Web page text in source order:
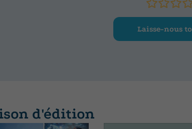
<o:p></o:p></FONT></FONT></SPA N></P><P
0cm 10pt"><B><SPAN lang=ES style="mso-ansi-
face=Arial>Puntos a destacar:</FONT></
language: ES"><BR><FONT size=2><FONT
<BR>-Fomento de la creatividad, iniciativa y
numerosas actividades, de diferentes
Laisse-nous
d'édition